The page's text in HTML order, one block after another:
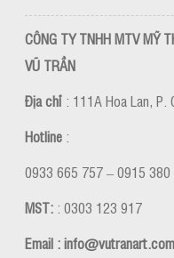
CÔNG TY TNHH MTV MỸ
VŨ TRẦN
Địa chỉ : 111A Hoa Lan, P.
Hotline :
0933 665 757 – 0915
MST: : 0303 123 917
Email :